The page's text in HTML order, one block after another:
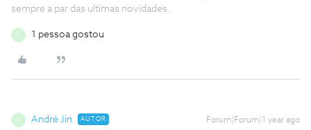
sempre a par das ultimas novidades.
A 1 pessoa gostou
A André Jin AUTOR Forum|Forum|1 year ago